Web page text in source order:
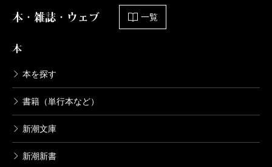
本・雑誌・ウェブ 一覧
本
本を探す
書籍（単行本など）
新潮文庫
新潮新書